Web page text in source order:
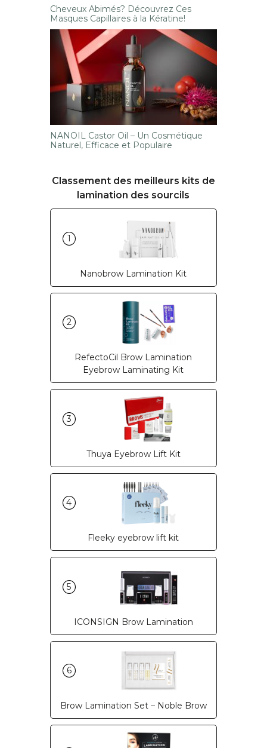
Cheveux Abimés? Découvrez Ces
Masques Capillaires à la Kératine!
NANOIL Castor Oil – Un Cosmétique
Naturel, Efficace et Populaire
Classement des meilleurs kits de
lamination des sourcils
1
Nanobrow Lamination Kit
2
RefectoCil Brow Lamination
Eyebrow Laminating Kit
3
Thuya Eyebrow Lift Kit
4
Fleeky eyebrow lift kit
5
ICONSIGN Brow Lamination
6
Brow Lamination Set – Noble Brow